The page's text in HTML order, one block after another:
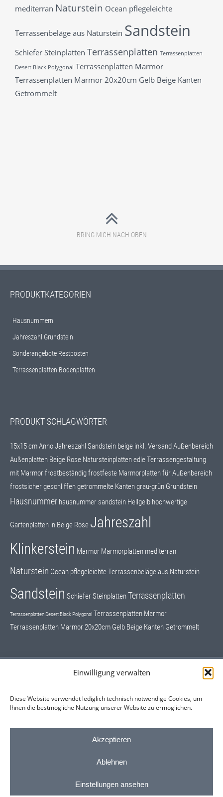
Einwilligung verwalten
Diese Website verwendet lediglich technisch notwendige Cookies, um
Ihnen die bestmögliche Nutzung unserer Website zu ermöglichen.
Akzeptieren
Ablehnen
Einstellungen ansehen
mediterran Naturstein Ocean pflegeleichte
Terrassenbeläge aus Naturstein Sandstein
Schiefer Steinplatten Terrassenplatten Terrassenplatten
Desert Black Polygonal Terrassenplatten Marmor
Terrassenplatten Marmor 20x20cm Gelb Beige Kanten
Getrommelt
BRING MICH NACH OBEN
PRODUKTKATEGORIEN
Hausnummern
Jahreszahl Grundstein
Sonderangebote Restposten
Terrassenplatten Bodenplatten
PRODUKT SCHLAGWÖRTER
15x15 cmAnno Jahreszahl Sandstein beige inkl. VersandAußenbereich
Außenplatten Beige Rose Natursteinplattenedle Terrassengestaltung
mit Marmorfrostbeständigfrostfeste Marmorplatten für Außenbereich
frostsichergeschliffengetrommelte Kantengrau-grün Grundstein
Hausnummer hausnummer sandstein Hellgelb hochwertige
Gartenplatten in Beige Rose Jahreszahl
Klinkerstein Marmor Marmorplatten mediterran
Naturstein Ocean pflegeleichte Terrassenbeläge aus Naturstein
Sandstein SchieferSteinplattenTerrassenplatten
Terrassenplatten Desert Black Polygonal Terrassenplatten Marmor
Terrassenplatten Marmor 20x20cm Gelb Beige Kanten Getrommelt
Hausnummern
Sonderangebote Restposten
Kontaktformular
© Natursteine online kaufen bei Martin Tegeder - www.steinmeister24.de -